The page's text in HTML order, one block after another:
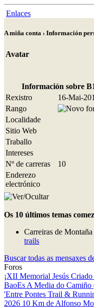
Enlaces
A miña conta › Información
Avatar
Información sobre
Rexistro
16-Mai-
Rango
Localidade
Sitio Web
Traballo
Intereses
Nº de carreras
10
Enderezo
electrónico
Os 10 últimos temas
Carreiras de
trails
Buscar todas as mensaxes
Foros
¡XII Memorial Jesús
BaoEs A Media do Camiño
'Entre Pontes Trail &
2026 10 Km de Alfonso